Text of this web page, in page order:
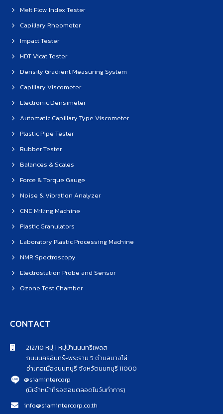
Melt Flow Index Tester
Capillary Rheometer
Impact Tester
HDT Vicat Tester
Density Gradient Measuring System
Capillary Viscometer
Electronic Densimeter
Automatic Capillary Type Viscometer
Plastic Pipe Tester
Rubber Tester
Balances & Scales
Force & Torque Gauge
Noise & Vibration Analyzer
CNC Milling Machine
Plastic Granulators
Laboratory Plastic Processing Machine
NMR Spectroscopy
Electrostation Probe and Sensor
Ozone Test Chamber
CONTACT
212/10 หมู่ 1 หมู่บ้านนนทรีเพลส
ถนนนครอินทร์-พระราม 5 ตำบลบางไผ่
อำเภอเมืองนนทบุรี จังหวัดนนทบุรี 11000
@siamintercorp
(มีเจ้าหน้าที่รอตอบตลอดในวันทำการ)
info@siamintercorp.co.th